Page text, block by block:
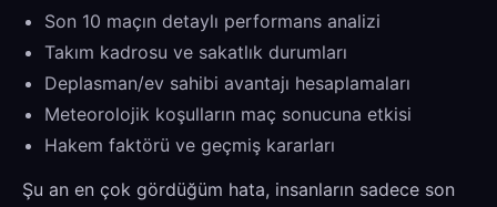
Son 10 maçın detaylı performans analizi
Takım kadrosu ve sakatlık durumları
Deplasman/ev sahibi avantajı hesaplamaları
Meteorolojik koşulların maç sonucuna etkisi
Hakem faktörü ve geçmiş kararları
Şu an en çok gördüğüm hata, insanların sadece son